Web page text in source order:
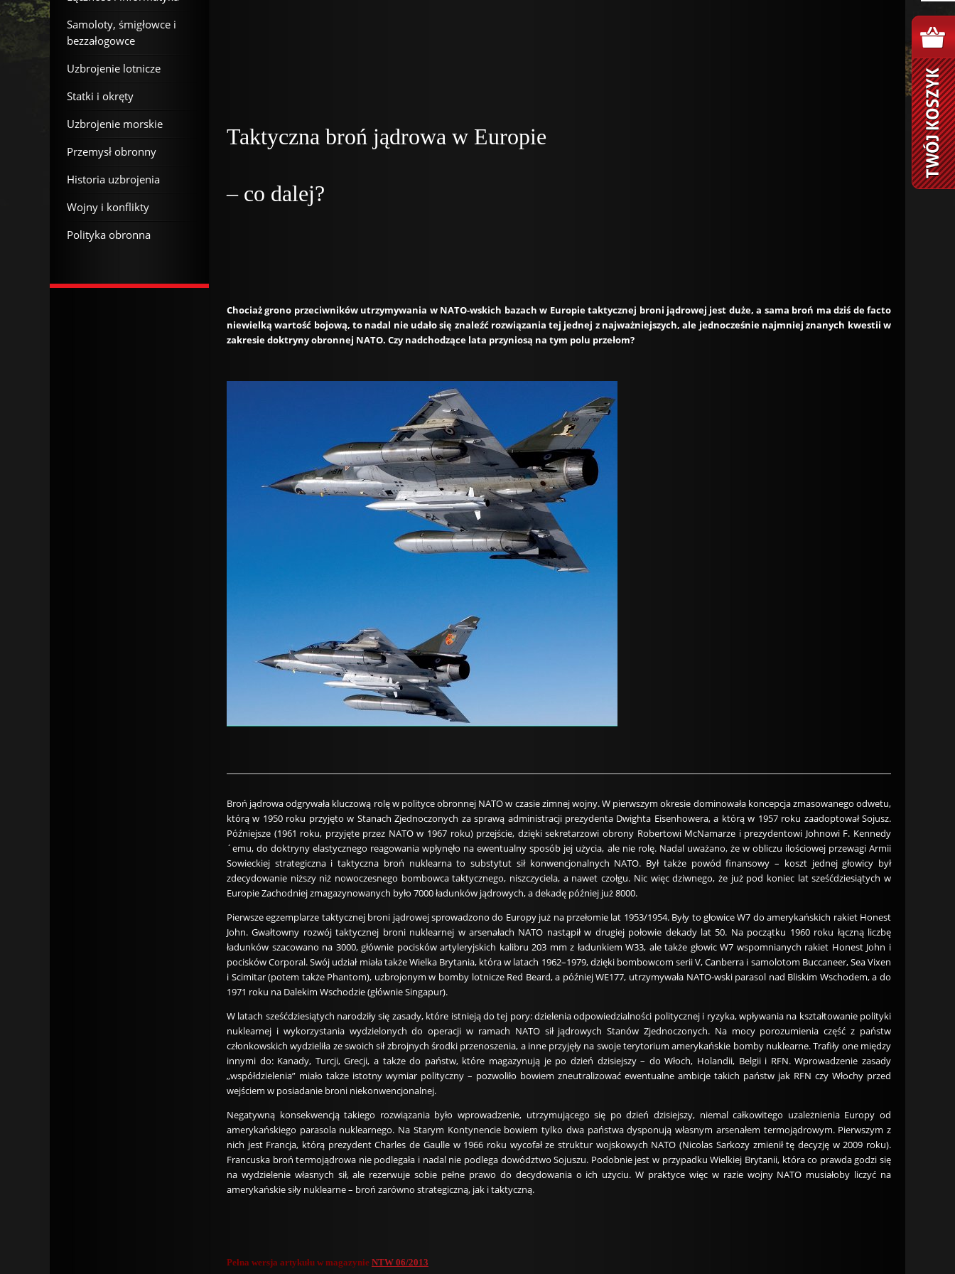
Taktyczna broń jądrowa w Europie
– co dalej?
Chociaż grono przeciwników utrzymywania w NATO-wskich bazach w Europie taktycznej broni jądrowej jest duże, a sama broń ma dziś de facto
niewielką wartość bojową, to nadal nie udało się znaleźć rozwiązania tej jednej z najważniejszych, ale jednocześnie najmniej znanych kwestii w
zakresie doktryny obronnej NATO. Czy nadchodzące lata przyniosą na tym polu przełom?
Broń jądrowa odgrywała kluczową rolę w polityce obronnej NATO w czasie zimnej wojny. W pierwszym okresie dominowała koncepcja zmasowanego odwetu,
którą w 1950 roku przyjęto w Stanach Zjednoczonych za sprawą administracji prezydenta Dwighta Eisenhowera, a którą w 1957 roku zaadoptował Sojusz.
Późniejsze (1961 roku, przyjęte przez NATO w 1967 roku) przejście, dzięki sekretarzowi obrony Robertowi McNamarze i prezydentowi Johnowi F. Kennedy
´emu, do doktryny elastycznego reagowania wpłynęło na ewentualny sposób jej użycia, ale nie rolę. Nadal uważano, że w obliczu ilościowej przewagi Armii
Sowieckiej strategiczna i taktyczna broń nuklearna to substytut sił konwencjonalnych NATO. Był także powód finansowy – koszt jednej głowicy był
zdecydowanie niższy niż nowoczesnego bombowca taktycznego, niszczyciela, a nawet czołgu. Nic więc dziwnego, że już pod koniec lat sześćdziesiątych w
Europie Zachodniej zmagazynowanych było 7000 ładunków jądrowych, a dekadę później już 8000.
Pierwsze egzemplarze taktycznej broni jądrowej sprowadzono do Europy już na przełomie lat 1953/1954. Były to głowice W7 do amerykańskich rakiet Honest
John. Gwałtowny rozwój taktycznej broni nuklearnej w arsenałach NATO nastąpił w drugiej połowie dekady lat 50. Na początku 1960 roku łączną liczbę
ładunków szacowano na 3000, głównie pocisków artyleryjskich kalibru 203 mm z ładunkiem W33, ale także głowic W7 wspomnianych rakiet Honest John i
pocisków Corporal. Swój udział miała także Wielka Brytania, która w latach 1962–1979, dzięki bombowcom serii V, Canberra i samolotom Buccaneer, Sea Vixen
i Scimitar (potem także Phantom), uzbrojonym w bomby lotnicze Red Beard, a później WE177, utrzymywała NATO-wski parasol nad Bliskim Wschodem, a do
1971 roku na Dalekim Wschodzie (głównie Singapur).
W latach sześćdziesiątych narodziły się zasady, które istnieją do tej pory: dzielenia odpowiedzialności politycznej i ryzyka, wpływania na kształtowanie polityki
nuklearnej i wykorzystania wydzielonych do operacji w ramach NATO sił jądrowych Stanów Zjednoczonych. Na mocy porozumienia część z państw
członkowskich wydzieliła ze swoich sił zbrojnych środki przenoszenia, a inne przyjęły na swoje terytorium amerykańskie bomby nuklearne. Trafiły one między
innymi do: Kanady, Turcji, Grecji, a także do państw, które magazynują je po dzień dzisiejszy – do Włoch, Holandii, Belgii i RFN. Wprowadzenie zasady
„współdzielenia” miało także istotny wymiar polityczny – pozwoliło bowiem zneutralizować ewentualne ambicje takich państw jak RFN czy Włochy przed
wejściem w posiadanie broni niekonwencjonalnej.
Negatywną konsekwencją takiego rozwiązania było wprowadzenie, utrzymującego się po dzień dzisiejszy, niemal całkowitego uzależnienia Europy od
amerykańskiego parasola nuklearnego. Na Starym Kontynencie bowiem tylko dwa państwa dysponują własnym arsenałem termojądrowym. Pierwszym z
nich jest Francja, którą prezydent Charles de Gaulle w 1966 roku wycofał ze struktur wojskowych NATO (Nicolas Sarkozy zmienił tę decyzję w 2009 roku).
Francuska broń termojądrowa nie podlegała i nadal nie podlega dowództwo Sojuszu. Podobnie jest w przypadku Wielkiej Brytanii, która co prawda godzi się
na wydzielenie własnych sił, ale rezerwuje sobie pełne prawo do decydowania o ich użyciu. W praktyce więc w razie wojny NATO musiałoby liczyć na
amerykańskie siły nuklearne – broń zarówno strategiczną, jak i taktyczną.
Pełna wersja artykułu w magazynie NTW 06/2013
Samoloty, śmigłowce i
bezzałogowce
Uzbrojenie lotnicze
Statki i okręty
Uzbrojenie morskie
Przemysł obronny
Historia uzbrojenia
Wojny i konflikty
Polityka obronna